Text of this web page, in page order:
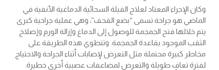
وكان الإجراء المعتاد لعلاج القيلة السحائية الدماغية الأنفية في
الماضي هو جراحة تسمى “بضع القحف”، وهي عملية جراحية كبرى
يتم خلالها فتح الجمجمة للوصول إلى الدماغ وإزالة الورم وإصلاح
الثقب الموجود بقاعدة الجمجمة. وتنطوي هذه الطريقة على
مخاطر كبيرة محتملة مثل التعرض لإصابات أثناء الجراحة والاحتياج
لفترة تعافٍ طويلة والتعرض لمضاعفات عصبية أخرى خطيرة.